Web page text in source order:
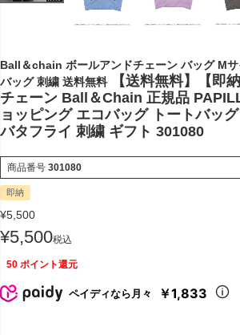
Ball＆chain ボールアンドチェーン バッグ M
バッグ 刺繍 送料無料
【送料無料】【即
チェーン Ball＆Chain 正規品
ョッピング エコバッグ トートバッ
バタフライ 刺繍 ギフト 301080
商品番号 301080
即納
¥5,500
¥5,500税込
50 ポイント還元
ペイディなら月々 ￥1,833